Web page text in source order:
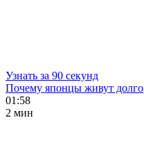
Узнать за 90 секунд
Почему японцы живут долго
01:58
2 мин